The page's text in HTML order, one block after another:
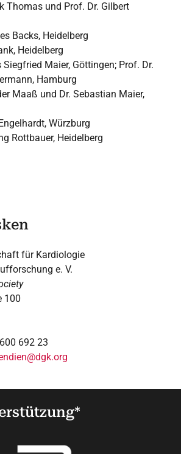
Thomas und Prof. Dr. Gilbert
Backs, Heidelberg
Heidelberg
Siegfried Maier, Göttingen; Prof. Dr.
Hamburg
Maaß und Dr. Sebastian Maier,
Würzburg
Rottbauer, Heidelberg
für Kardiologie
e. V.
100
692 23